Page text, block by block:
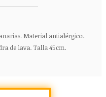
Material antialérgico.
de lava. Talla 45cm.